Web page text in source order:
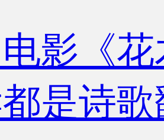
《花木
是诗